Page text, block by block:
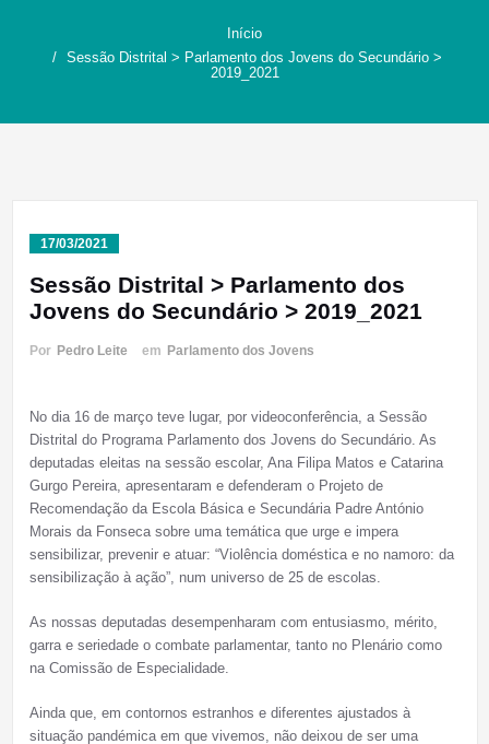
Início
Sessão Distrital > Parlamento dos Jovens do Secundário >
2019_2021
17/03/2021
Sessão Distrital > Parlamento dos
Jovens do Secundário > 2019_2021
Por Pedro Leite em Parlamento dos Jovens
No dia 16 de março teve lugar, por videoconferência, a Sessão
Distrital do Programa Parlamento dos Jovens do Secundário. As
deputadas eleitas na sessão escolar, Ana Filipa Matos e Catarina
Gurgo Pereira, apresentaram e defenderam o Projeto de
Recomendação da Escola Básica e Secundária Padre António
Morais da Fonseca sobre uma temática que urge e impera
sensibilizar, prevenir e atuar: “Violência doméstica e no namoro: da
sensibilização à ação”, num universo de 25 de escolas.
As nossas deputadas desempenharam com entusiasmo, mérito,
garra e seriedade o combate parlamentar, tanto no Plenário como
na Comissão de Especialidade.
Ainda que, em contornos estranhos e diferentes ajustados à
situação pandémica em que vivemos, não deixou de ser uma